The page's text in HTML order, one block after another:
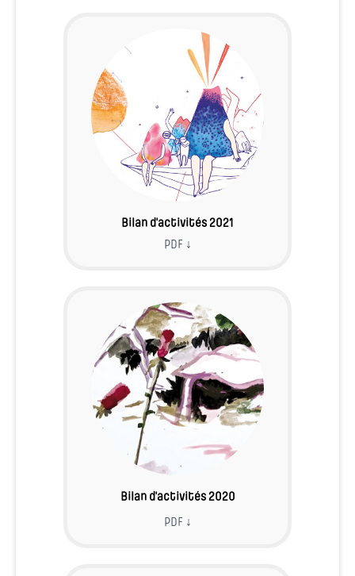
Bilan d'activités 2021
PDF ↓
Bilan d'activités 2020
PDF ↓